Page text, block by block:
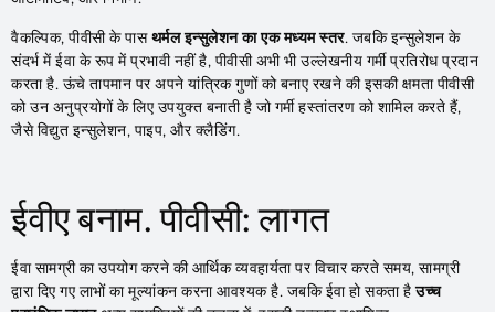
वैकल्पिक, पीवीसी के पासथर्मल इन्सुलेशन का एक मध्यम स्तर. जबकि इन्सुलेशन के
संदर्भ में ईवा के रूप में प्रभावी नहीं है, पीवीसी अभी भी उल्लेखनीय गर्मी प्रतिरोध प्रदान
करता है. ऊंचे तापमान पर अपने यांत्रिक गुणों को बनाए रखने की इसकी क्षमता पीवीसी
को उन अनुप्रयोगों के लिए उपयुक्त बनाती है जो गर्मी हस्तांतरण को शामिल करते हैं,
जैसे विद्युत इन्सुलेशन, पाइप, और क्लैडिंग.
ईवीए बनाम. पीवीसी: लागत
ईवा सामग्री का उपयोग करने की आर्थिक व्यवहार्यता पर विचार करते समय, सामग्री
द्वारा दिए गए लाभों का मूल्यांकन करना आवश्यक है. जबकि ईवा हो सकता हैउच्च